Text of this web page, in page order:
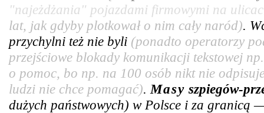
"najeżdżania" pojazdami firmowymi na
lat, jak gdyby plotkował o nim cały naród).
przychylni też nie byli (ponadto operatorzy
przejściowe blokady komunikacji tekstowej
o pomoc, bo np. na 100 osób nikt nie
ludzi nie chce pomagać). Masy szpiegów-
dużych państwowych) w Polsce i za granicą